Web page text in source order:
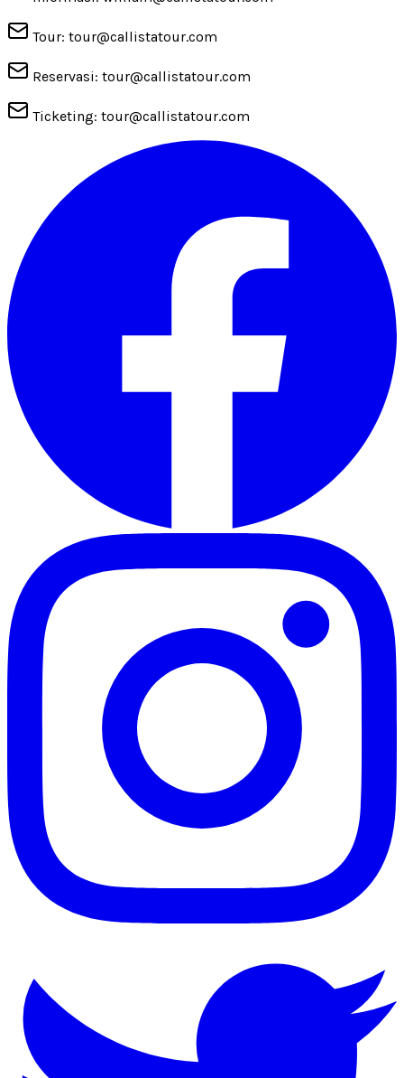
Tour: tour@callistatour.com
Reservasi: tour@callistatour.com
Ticketing: tour@callistatour.com